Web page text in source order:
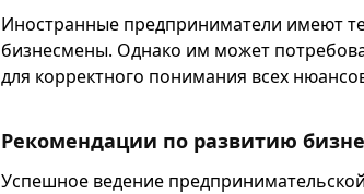
Иностранные предприниматели имеют
бизнесмены. Однако им может
для корректного понимания всех
Рекомендации по развитию
Успешное ведение